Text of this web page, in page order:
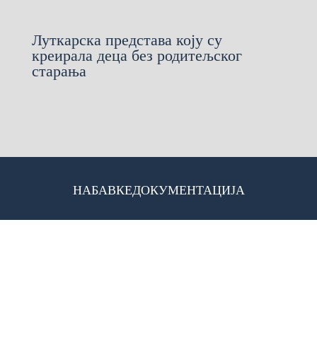
Луткарска представа коју су
креирала деца без родитељског
старања
НАБАВКЕДОКУМЕНТАЦИЈА